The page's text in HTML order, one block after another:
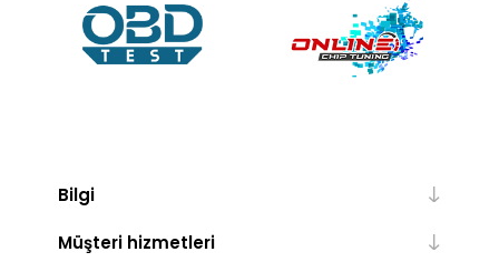
Bilgi
Müşteri hizmetleri